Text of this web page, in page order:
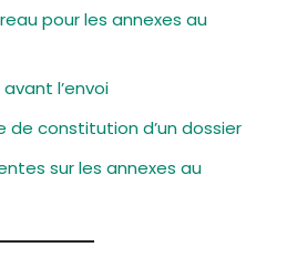
pour les annexes au
l’envoi
de constitution d’un dossier
sur les annexes au